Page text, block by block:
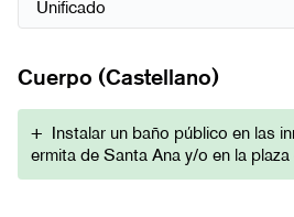
Cuerpo (Castellano)
+ Instalar un baño público en las
ermita de Santa Ana y/o en la plaza